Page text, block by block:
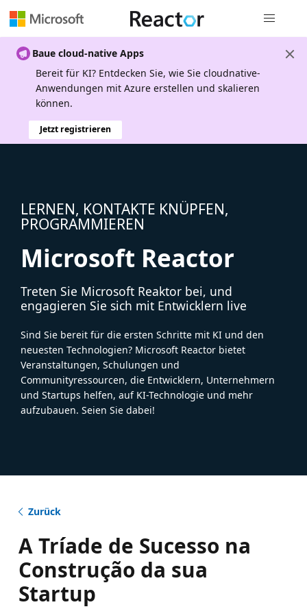
Baue cloud-native Apps
Bereit für KI? Entdecken Sie, wie Sie cloudnative-
Anwendungen mit Azure erstellen und skalieren
können.
Jetzt registrieren
LERNEN, KONTAKTE KNÜPFEN,
PROGRAMMIEREN
Microsoft Reactor
Treten Sie Microsoft Reaktor bei, und
engagieren Sie sich mit Entwicklern live
Sind Sie bereit für die ersten Schritte mit KI und den
neuesten Technologien? Microsoft Reactor bietet
Veranstaltungen, Schulungen und
Communityressourcen, die Entwicklern, Unternehmern
und Startups helfen, auf KI-Technologie und mehr
aufzubauen. Seien Sie dabei!
Zurück
A Tríade de Sucesso na
Construção da sua
Startup